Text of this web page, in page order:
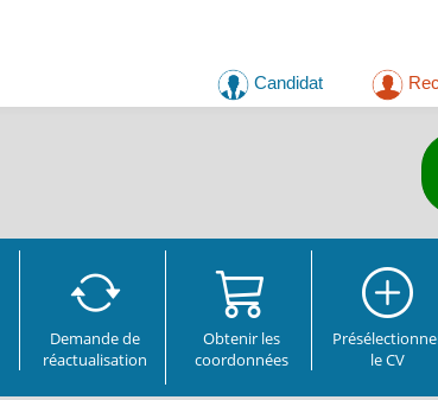
Candidat
Demande de
réactualisation
Obtenir les
coordonnées
le CV